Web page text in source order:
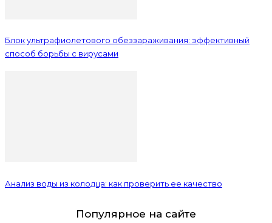
Блок ультрафиолетового обеззараживания: эффективный
способ борьбы с вирусами
Анализ воды из колодца: как проверить ее качество
Популярное на сайте